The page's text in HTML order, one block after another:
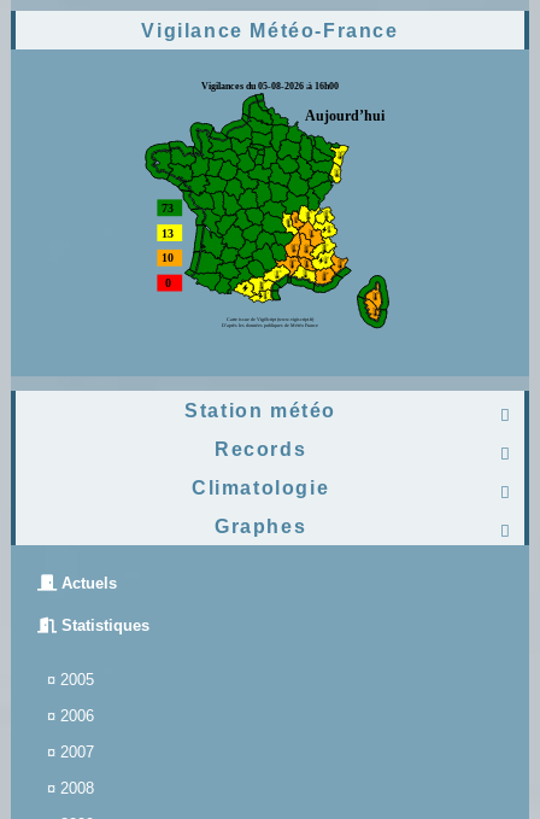
Vigilance Météo-France

Station météo

Records

Climatologie

Graphes
Actuels
Statistiques
¤ 2005
¤ 2006
¤ 2007
¤ 2008